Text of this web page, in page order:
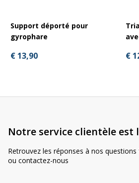
Support déporté pour
gyrophare
€ 13,90 €
Notre service clientèle est
Retrouvez les réponses à nos
ou contactez-nous